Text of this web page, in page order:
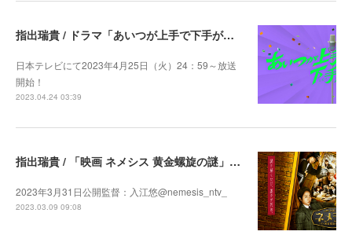
指出瑞貴 / ドラマ「あいつが上手で下手が僕で シーズン2」レギュラー出演
日本テレビにて2023年4月25日（火）24：59～放送
開始！
2023.04.24 03:39
指出瑞貴 / 「映画 ネメシス 黄金螺旋の謎」出演決定
2023年3月31日公開監督：入江悠@nemesis_ntv_
2023.03.09 09:08